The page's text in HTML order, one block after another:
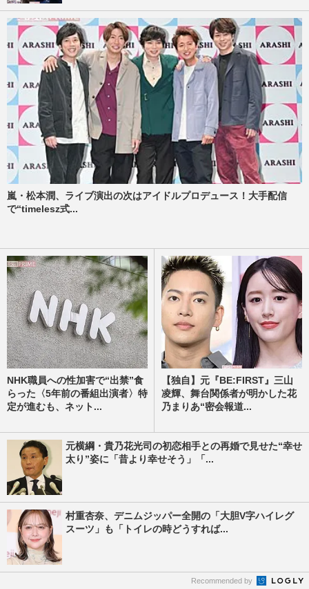
嵐・松本潤、ライブ演出の次はアイドルプロデュース！大手配信
で“timelesz式...
NHK職員への性加害で“出禁”食
らった〈5年前の番組出演者〉特
定が進むも、ネット...
【独自】元『BE:FIRST』三山
凌輝、舞台関係者が明かした花
乃まりあ“密会報道...
元横綱・貴乃花光司の初恋相手との再婚で見せた“幸せ
太り”姿に「昔より幸せそう」「...
村重杏奈、デニムジッパー全開の「大胆V字ハイレグ
スーツ」も「トイレの時どうすれば...
Recommended by